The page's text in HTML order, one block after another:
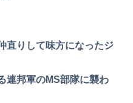
直りして味方になったジ
連邦軍のMS部隊に襲わ